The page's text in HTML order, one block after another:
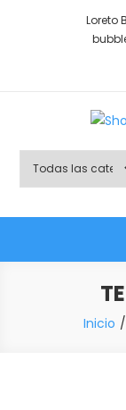
Loreto
Shop
Inicio